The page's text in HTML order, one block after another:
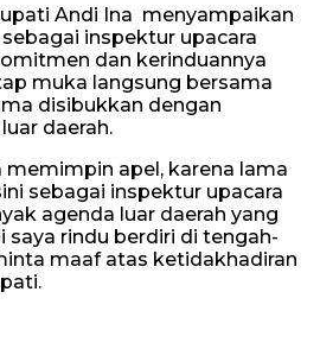
Andi Ina menyampaikan
inspektur upacara
dan kerinduannya
muka langsung bersama
disibukkan dengan
daerah.
memimpin apel, karena lama
sebagai inspektur upacara
agenda luar daerah yang
saya rindu berdiri di tengah-
maaf atas ketidakhadiran